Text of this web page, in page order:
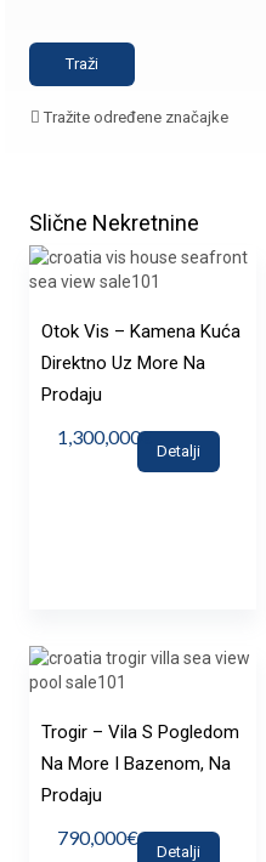
Tražite određene značajke
Slične Nekretnine
Otok Vis – Kamena Kuća
Direktno Uz More Na
Prodaju
1,300,000€
Detalji
Trogir – Vila S Pogledom
Na More I Bazenom, Na
Prodaju
790,000€
Detalji